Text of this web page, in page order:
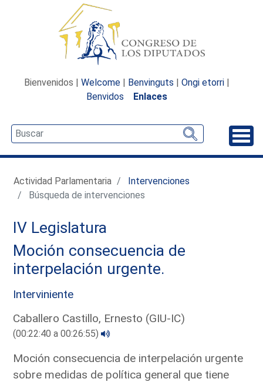
Bienvenidos | Welcome | Benvinguts | Ongi etorri |
Benvidos
Enlaces
Actividad Parlamentaria
Intervenciones
Búsqueda de intervenciones
IV Legislatura
Moción consecuencia de
interpelación urgente.
Interviniente
Caballero Castillo, Ernesto (GIU-IC)
(00:22:40 a 00:26:55)
Moción consecuencia de interpelación urgente
sobre medidas de política general que tiene